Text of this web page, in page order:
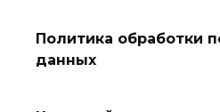
Политика обработки
данных